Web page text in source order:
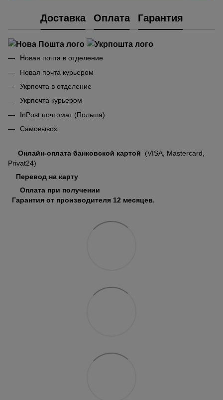
Доставка Оплата Гарантия
Новая почта в отделение
Новая почта курьером
Укрпочта в отделение
Укрпочта курьером
InPost почтомат (Польша)
Самовывоз
Онлайн-оплата банковской картой
(VISA, Mastercard,
Privat24)
Перевод на карту
Оплата при получении
Гарантия от производителя 12 месяцев.